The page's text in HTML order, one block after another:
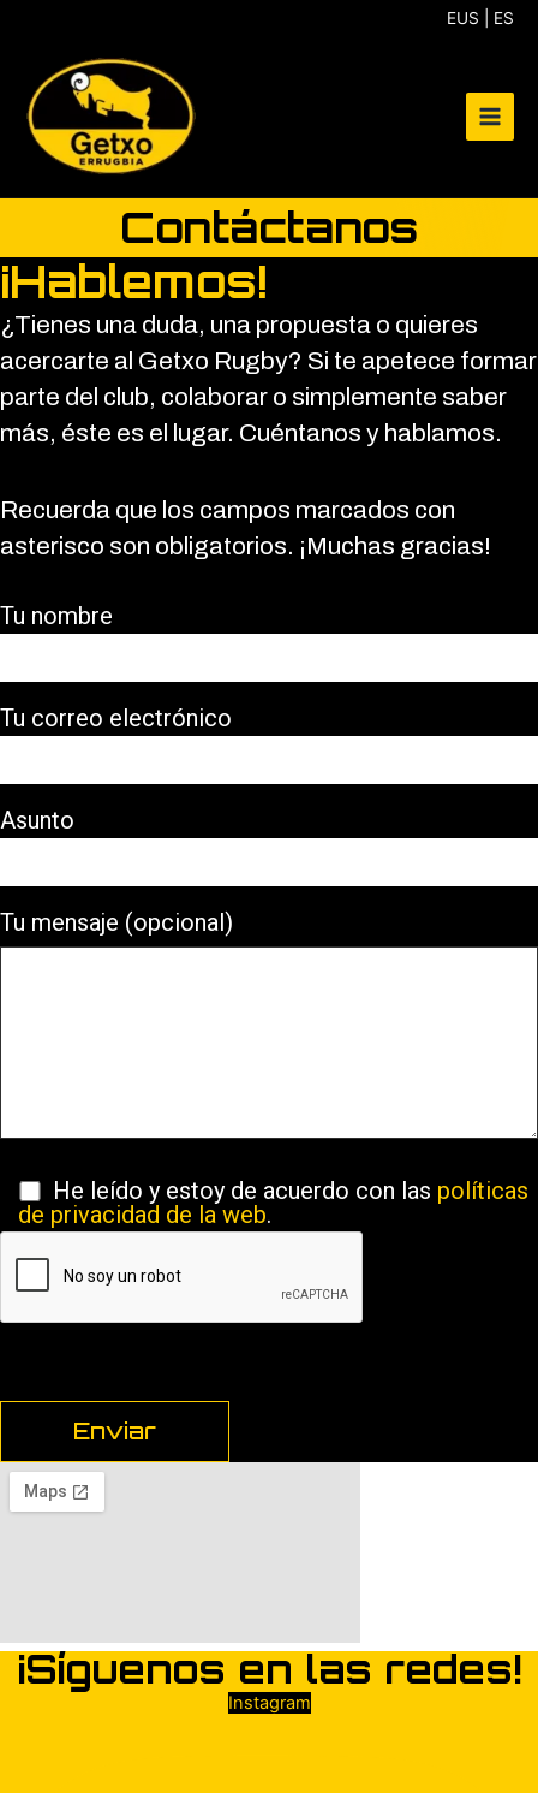
contenido
EUS | ES
Contáctanos
¡Hablemos!
¿Tienes una duda, una propuesta o quieres
acercarte al Getxo Rugby? Si te apetece formar
parte del club, colaborar o simplemente saber
más, éste es el lugar. Cuéntanos y hablamos.
Recuerda que los campos marcados con
asterisco son obligatorios. ¡Muchas gracias!
Tu nombre
Tu correo electrónico
Asunto
Tu mensaje (opcional)
He leído y estoy de acuerdo con las políticas
de privacidad de la web.
¡Síguenos en las redes!
Instagram